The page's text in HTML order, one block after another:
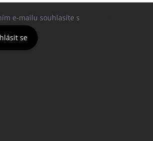
e-mailu souhlasíte s
se